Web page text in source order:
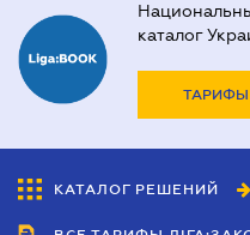
каталог
ТАРИФЫ
КАТАЛОГ РЕШЕНИЙ